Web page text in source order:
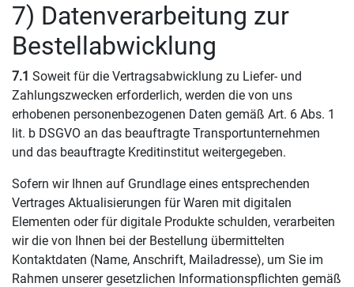
7) Datenverarbeitung zur
Bestellabwicklung
7.1 Soweit für die Vertragsabwicklung zu Liefer- und
Zahlungszwecken erforderlich, werden die von uns
erhobenen personenbezogenen Daten gemäß Art. 6 Abs. 1
lit. b DSGVO an das beauftragte Transportunternehmen
und das beauftragte Kreditinstitut weitergegeben.
Sofern wir Ihnen auf Grundlage eines entsprechenden
Vertrages Aktualisierungen für Waren mit digitalen
Elementen oder für digitale Produkte schulden, verarbeiten
wir die von Ihnen bei der Bestellung übermittelten
Kontaktdaten (Name, Anschrift, Mailadresse), um Sie im
Rahmen unserer gesetzlichen Informationspflichten gemäß